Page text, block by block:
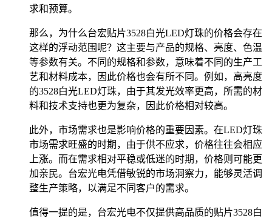
求和预算。
那么，为什么台宏贴片3528白光LED灯珠的价格会存在
这样的浮动范围呢？这主要与产品的规格、亮度、色温
等参数有关。不同的规格和参数，意味着不同的生产工
艺和材料成本，因此价格也会有所不同。例如，高亮度
的3528白光LED灯珠，由于其发光效率更高，所需的材
料和技术支持也更为复杂，因此价格相对较高。
此外，市场需求也是影响价格的重要因素。在LED灯珠
市场需求旺盛的时期，由于供不应求，价格往往会相应
上涨。而在需求相对平稳或低迷的时期，价格则可能更
加亲民。台宏光电凭借敏锐的市场洞察力，能够灵活调
整生产策略，以满足不同客户的需求。
值得一提的是，台宏光电不仅提供高品质的贴片3528白